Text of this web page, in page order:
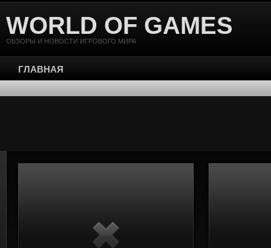
WORLD OF GAMES
ОБЗОРЫ И НОВОСТИ ИГРОВОГО МИРА
ГЛАВНАЯ